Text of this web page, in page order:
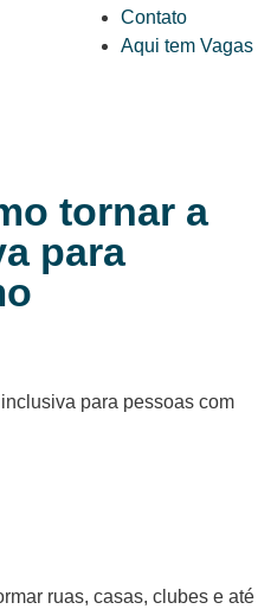
Contato
Aqui tem
tornar a
para
ruas, casas, clubes e até